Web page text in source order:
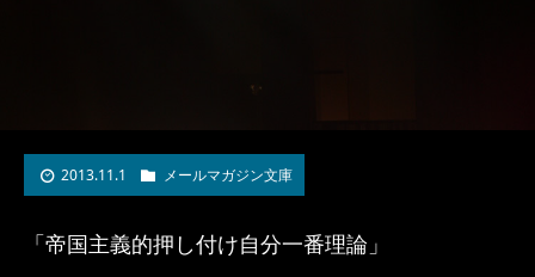
2013.11.1 メールマガジン文庫
「帝国主義的押し付け自分一番理論」